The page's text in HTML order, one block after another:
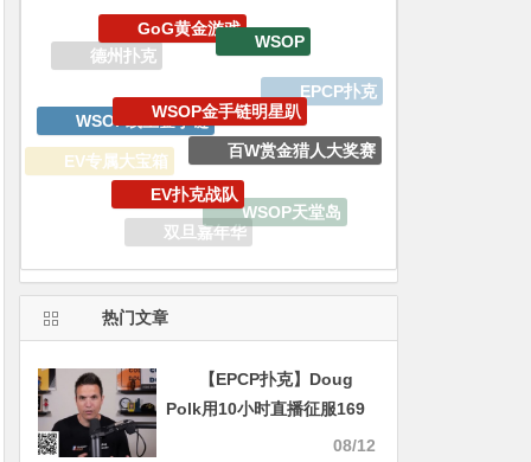
锦标赛
EV专属大宝箱
WSOP线上金手链
WSOP金手链明星趴
百W赏金猎人大奖赛
WSOP天堂岛
双旦嘉年华
EV扑克战队
热门文章
【EPCP扑克】Doug
Polk用10小时直播征服169
种牌型，技术上胜利但却反
08/12